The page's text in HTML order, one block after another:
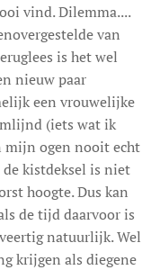
vind. Dilemma....
van
is het wel
nieuw paar
een vrouwelijke
(iets wat ik
mijn ogen nooit echt
de kistdeksel is niet
hoogte. Dus kan
de tijd daarvoor is
natuurlijk. Wel
krijgen als diegene